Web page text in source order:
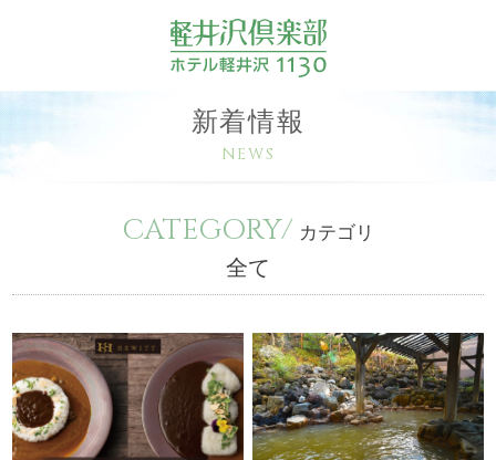
新着情報
NEWS
CATEGORY/ カテゴリ
全て